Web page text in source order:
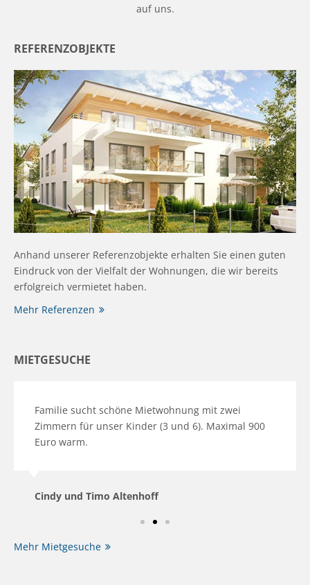
auf uns.
REFERENZOBJEKTE
Anhand unserer Referenzobjekte erhalten Sie einen guten
Eindruck von der Vielfalt der Wohnungen, die wir bereits
erfolgreich vermietet haben.
Mehr Referenzen
MIETGESUCHE
Familie sucht schöne Mietwohnung mit zwei
Zimmern für unser Kinder (3 und 6). Maximal 900
Euro warm.
Cindy und Timo Altenhoff
Mehr Mietgesuche